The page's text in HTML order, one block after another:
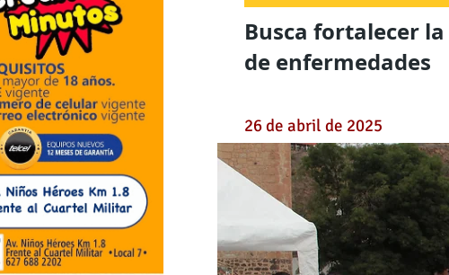
Busca fortalecer
de enfermedades
26 de abril de 2025